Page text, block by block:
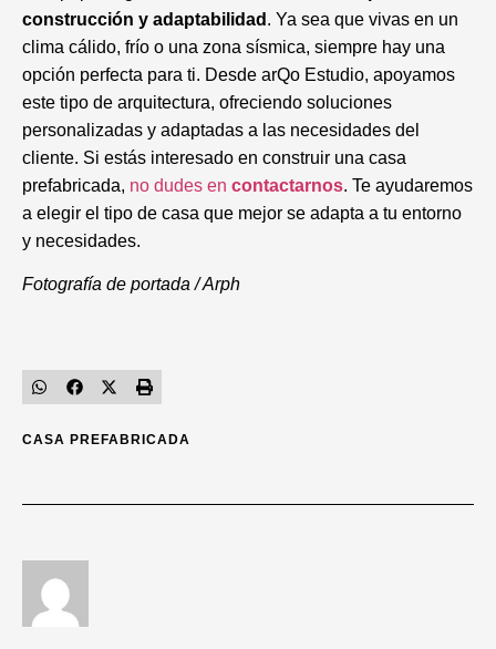
construcción y adaptabilidad . Ya sea que vivas en un
clima cálido, frío o una zona sísmica, siempre hay una
opción perfecta para ti. Desde arQo Estudio, apoyamos
este tipo de arquitectura, ofreciendo soluciones
personalizadas y adaptadas a las necesidades del
cliente. Si estás interesado en construir una casa
prefabricada, no dudes en contactarnos. Te ayudaremos
a elegir el tipo de casa que mejor se adapta a tu entorno
y necesidades.
Fotografía de portada / Arph
CASA PREFABRICADA